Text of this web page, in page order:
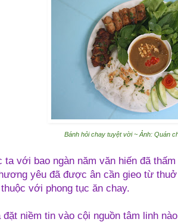
Bánh hỏi chay tuyệt vời ~ Ảnh: Quán
ta với bao ngàn năm văn hiến đã
yêu đã được ân cần gieo từ
với phong tục ăn chay.
đặt niềm tin vào cội nguồn tâm linh